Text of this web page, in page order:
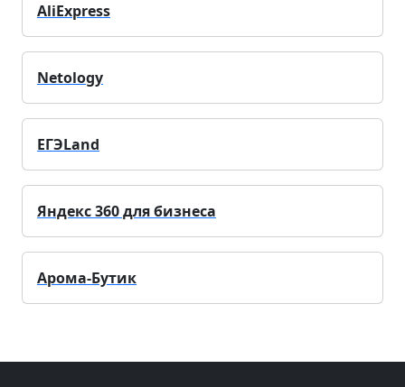
AliExpress
Netology
ЕГЭLand
Яндекс 360 для бизнеса
Арома-Бутик